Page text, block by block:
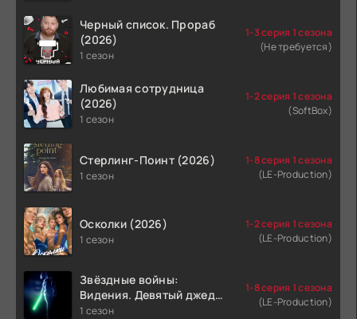
Черный список. Прораб
(2026)
1 сезон
1-3 серия 1 сезона
(Не требуется)
Любимая сотрудница
(2026)
1 сезон
1-2 серия 1 сезона
(SoftBox)
Стерлинг-Поинт (2026)
1 сезон
1-8 серия 1 сезона
(LE-Production)
Осколки (2026)
1 сезон
1-2 серия 1 сезона
(LE-Production)
Звёздные войны:
Видения. Девятый джедай
(2026)
1 сезон
1-8 серия 1 сезона
(LE-Production)